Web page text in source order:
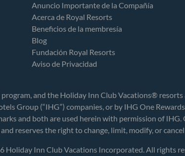
Anuncio Importante de la Compañía
Acerca de Royal Resorts
Beneficios de la membresía
Blog
Fundación Royal Resorts
Aviso de Privacidad
and the Holiday Inn Club Vacations®
Group (“IHG”) companies, or by IHG One
and both are used herein with permission of
reserves the right to change, limit, modify, or
Holiday Inn Club Vacations Incorporated. All rights